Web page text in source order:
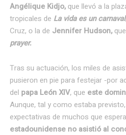
Angélique Kidjo, que llevó a la
tropicales de La vida es un carnaval
Cruz, o la de Jennifer Hudson,
prayer.
Tras su actuación, los miles de
pusieron en pie para festejar -por
del papa León XIV, que este
Aunque, tal y como estaba
expectativas de muchos que
estadounidense no asistió al